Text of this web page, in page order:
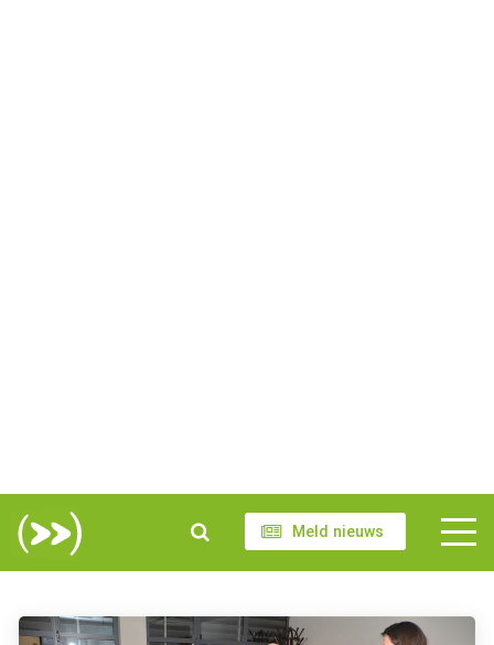
Meld nieuws